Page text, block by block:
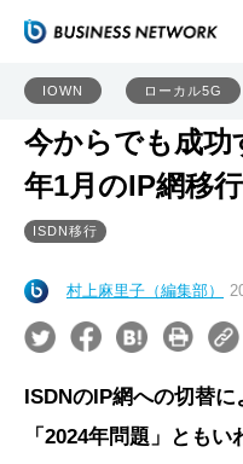
IOWN ローカル5G
今からでも成
年1月のIP網移
ISDN移行
村上麻里子（編集部）
ISDNのIP網への切替に
「2024年問題」とも